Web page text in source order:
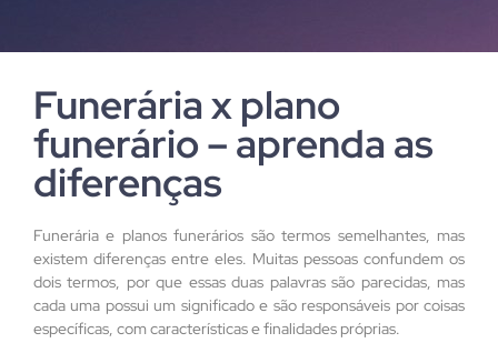
Funerária x plano
funerário – aprenda as
diferenças
Funerária e planos funerários são termos semelhantes, mas
existem diferenças entre eles. Muitas pessoas confundem os
dois termos, por que essas duas palavras são parecidas, mas
cada uma possui um significado e são responsáveis por coisas
específicas, com características e finalidades próprias.